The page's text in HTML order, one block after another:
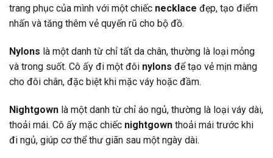
trang phục của mình với một chiếc necklace đẹp, tạo điểm
nhấn và tăng thêm vẻ quyến rũ cho bộ đồ.
Nylons là một danh từ chỉ tất da chân, thường là loại mỏng
và trong suốt. Cô ấy đi một đôi nylons để tạo vẻ mịn màng
cho đôi chân, đặc biệt khi mặc váy hoặc đầm.
Nightgown là một danh từ chỉ áo ngủ, thường là loại váy dài,
thoải mái. Cô ấy mặc chiếc nightgown thoải mái trước khi
đi ngủ, giúp cơ thể thư giãn sau một ngày dài.